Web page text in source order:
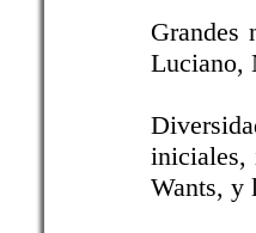
Grandes
Luciano,
iniciales,
Wants, y